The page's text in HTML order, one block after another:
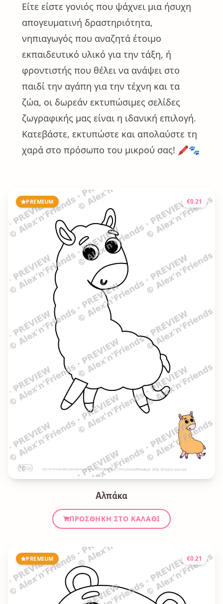
Είτε είστε γονιός που ψάχνει μια ήσυχη
απογευματινή δραστηριότητα,
νηπιαγωγός που αναζητά έτοιμο
εκπαιδευτικό υλικό για την τάξη, ή
φροντιστής που θέλει να ανάψει στο
παιδί την αγάπη για την τέχνη και τα
ζώα, οι δωρεάν εκτυπώσιμες σελίδες
ζωγραφικής μας είναι η ιδανική επιλογή.
Κατεβάστε, εκτυπώστε και απολαύστε τη
χαρά στο πρόσωπο του μικρού σας! 🖍️🐾
PREMIUM €0.21
Αλπάκα
ΠΡΟΣΘΉΚΗ ΣΤΟ ΚΑΛΆΘΙ
PREMIUM €0.21